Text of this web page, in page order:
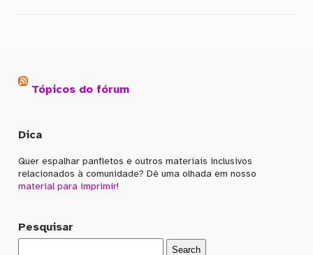
Tópicos do fórum
Dica
Quer espalhar panfletos e outros materiais inclusivos
relacionados à comunidade? Dê uma olhada em nosso
material para imprimir!
Pesquisar